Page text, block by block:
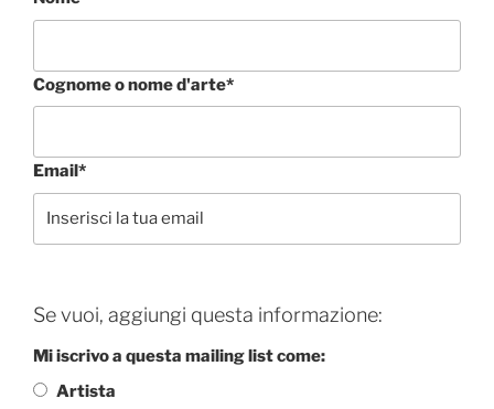
Cognome o nome d'arte*
Email*
Se vuoi, aggiungi questa informazione:
Mi iscrivo a questa mailing list come:
Artista